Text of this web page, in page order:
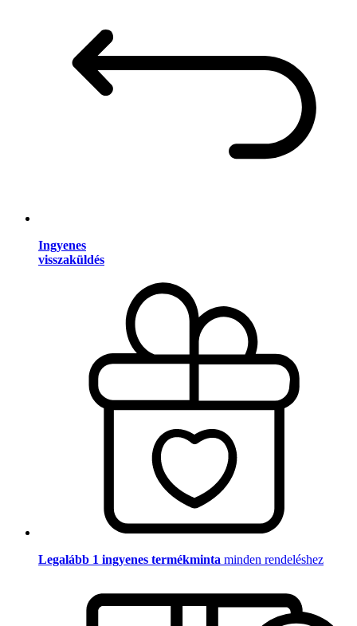
Ingyenes
visszaküldés
Legalább 1 ingyenes termékminta minden rendeléshez